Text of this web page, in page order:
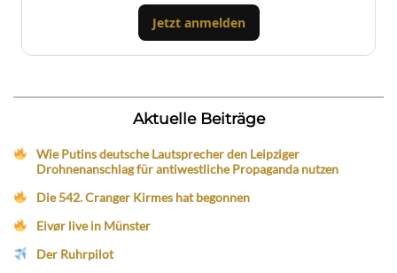
Jetzt anmelden
Aktuelle Beiträge
Wie Putins deutsche Lautsprecher den Leipziger
Drohnenanschlag für antiwestliche Propaganda nutzen
Die 542. Cranger Kirmes hat begonnen
Eivør live in Münster
Der Ruhrpilot